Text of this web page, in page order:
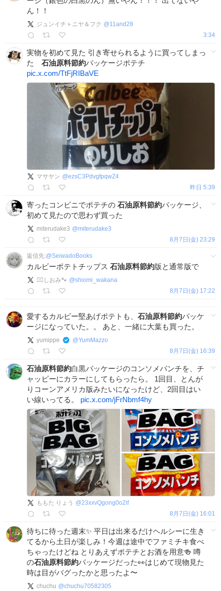
ん！！
ジュンイチㇳニヤ＆フク @11and28
3:34
実物を初めて見た 引き寄せられるように買ってしまっ
た 石油原料節約パッケージポテチ
pic.x.com/TtFjRIBaVE
マサヤン @ezsC3PdvgfpqwZ4
昨日 5:39
寄ったコンビニでポテチの 石油原料節約パッケージ、
初めて見たので思わず買った
miterudake3 @miterudake3
8月7日(金) 23:29
返信先:@SeiwadoBooks
カルビーポテトチップス 石油原料節約版と通常版で
🐦‍🔥しおみ🐾 @shiomi_wakana
8月7日(金) 17:22
愛するカルビー堅あげポテトも、 石油原料節約パッケ
ージになっていた。。 あと、一緒に大葉も買った。
yumippe @YumMazzo
8月7日(金) 16:39
石油原料節約白黒パッケージのコンソメパンチを、チ
ャッピーにカラーにしてもらったら。 1回目、とんが
りコーンアメリカ版みたいになったけど、2回目はい
い線いってる。 pic.x.com/jFrNbmf4hy
ももた りょう @23xxvQgong0o2if
8月7日(金) 16:01
待ちに待った週末✨ 平日は出来るだけヘルシーに生き
てるから土日が楽しみ！今週は途中でファミチキ食べ
ちゃったけどね とりあえずポテチとお酒を用意🍻 噂
の石油原料節約パッケージだった👀はじめて現物見た
時は目がバグったかと思ったよ〜
chuchu @chuchu70582305